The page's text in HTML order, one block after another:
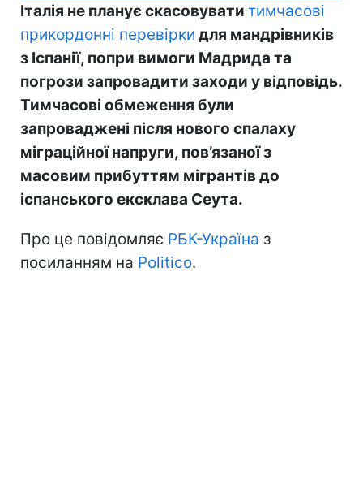
Італія не планує скасовувати тимчасові
прикордонні перевірки для мандрівників
з Іспанії, попри вимоги Мадрида та
погрози запровадити заходи у відповідь.
Тимчасові обмеження були
запроваджені після нового спалаху
міграційної напруги, пов’язаної з
масовим прибуттям мігрантів до
іспанського ексклава Сеута.
Про це повідомляє РБК-Україна з
посиланням на Politico.